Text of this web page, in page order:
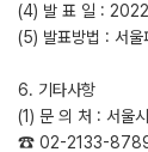
(4) 발 표 일 :
(5) 발표방법 : 서울
6. 기타사항
(1) 문 의 처 : 서울
☎ 02-2133-